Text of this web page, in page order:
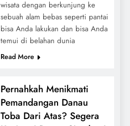
wisata dengan berkunjung ke
sebuah alam bebas seperti pantai
bisa Anda lakukan dan bisa Anda
temui di belahan dunia
Read More
Pernahkah Menikmati
Pemandangan Danau
Toba Dari Atas? Segera